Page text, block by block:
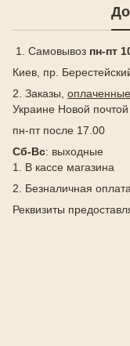
1. Самовывоз пн-пт
Киев, пр.
2. Заказы,
Украине Новой почтой
пн-пт после 17.00
Сб-Вс: выходные
1. В кассе магазина
2. Безналичная
Реквизиты